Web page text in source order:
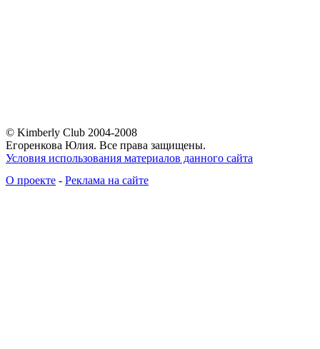
© Kimberly Club 2004-2008
Егоренкова Юлия. Все права защищены.
Условия использования материалов данного сайта
О проекте - Реклама на сайте